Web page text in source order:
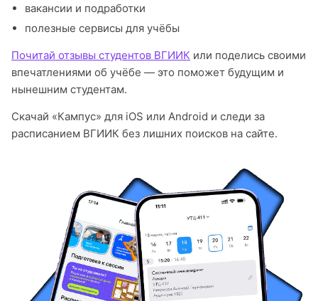
вакансии и подработки
полезные сервисы для учёбы
Почитай отзывы студентов ВГИИК или поделись своими
впечатлениями об учёбе — это поможет будущим и
нынешним студентам.
Скачай «Кампус» для iOS или Android и следи за
расписанием ВГИИК без лишних поисков на сайте.